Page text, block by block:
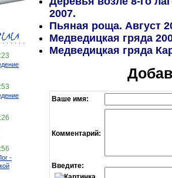
-
2007.
Пьяная роща. Август
Медведицкая гряда
Медведицкая гряда
Ваше имя:
Комментарий:
Введите: